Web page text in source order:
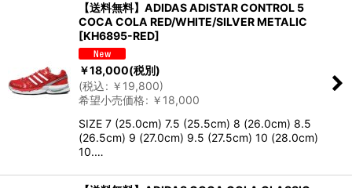
【送料無料】ADIDAS ADISTAR CONTROL 5
COCA COLA RED/WHITE/SILVER METALIC
[KH6895-RED]
￥18,000(税別)
(税込: ￥ 19,800)
希望小売価格: ￥ 18,000
SIZE 7 (25.0cm) 7.5 (25.5cm) 8 (26.0cm) 8.5
(26.5cm) 9 (27.0cm) 9.5 (27.5cm) 10 (28.0cm)
10.…